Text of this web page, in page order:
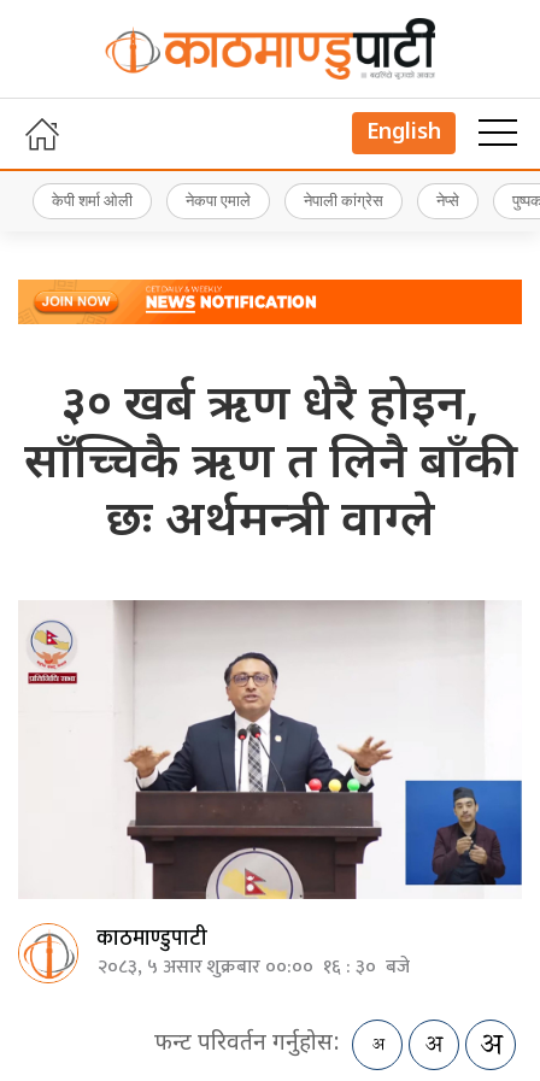
English
केपी शर्मा ओली नेकपा एमाले नेपाली कांग्रेस नेप्से
३० खर्ब ऋण धेरै होइन,
साँच्चिकै ऋण त लिनै बाँकी
छः अर्थमन्त्री वाग्ले
काठमाण्डुपाटी
२०८३, ५ असार शुक्रबार ००:०० १६ : ३० बजे
फन्ट परिवर्तन गर्नुहोस: